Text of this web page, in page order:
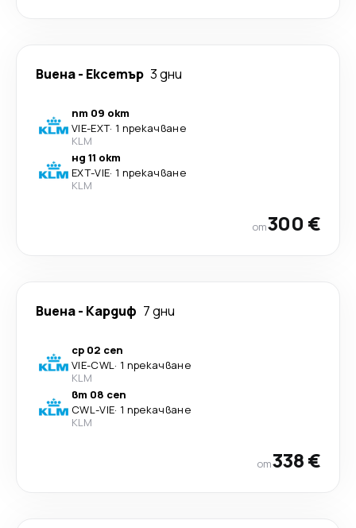
Виена- Ексетър 3 дни
пт 09 окт
VIE-EXT· 1 прекачване
KLM
нд 11 окт
EXT-VIE· 1 прекачване
KLM
от300 €
Виена- Кардиф 7 дни
ср 02 сеп
VIE-CWL· 1 прекачване
KLM
вт 08 сеп
CWL-VIE· 1 прекачване
KLM
от338 €